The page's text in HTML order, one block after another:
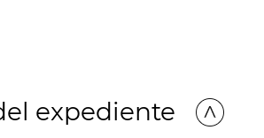
expediente